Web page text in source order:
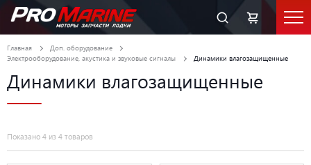
Главная
Доп. оборудование
Электрооборудование, акустика и звуковые сигналы
Динамики влагозащищенные
Динамики влагозащищенные
Показано 4 из 4 товаров